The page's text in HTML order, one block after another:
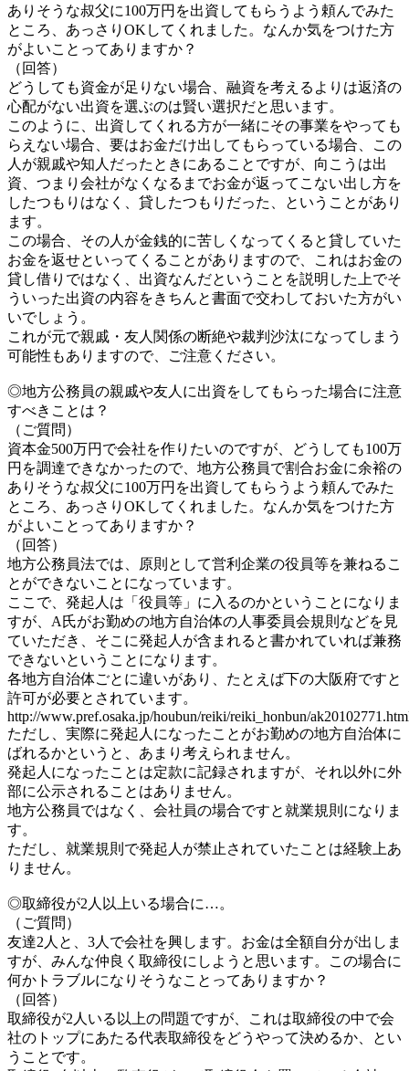
ありそうな叔父に100万円を出資してもらうよう頼んでみた
ところ、あっさりOKしてくれました。なんか気をつけた方
がよいことってありますか？
（回答）
どうしても資金が足りない場合、融資を考えるよりは返済の
心配がない出資を選ぶのは賢い選択だと思います。
このように、出資してくれる方が一緒にその事業をやっても
らえない場合、要はお金だけ出してもらっている場合、この
人が親戚や知人だったときにあることですが、向こうは出
資、つまり会社がなくなるまでお金が返ってこない出し方を
したつもりはなく、貸したつもりだった、ということがあり
ます。
この場合、その人が金銭的に苦しくなってくると貸していた
お金を返せといってくることがありますので、これはお金の
貸し借りではなく、出資なんだということを説明した上でそ
ういった出資の内容をきちんと書面で交わしておいた方がい
いでしょう。
これが元で親戚・友人関係の断絶や裁判沙汰になってしまう
可能性もありますので、ご注意ください。
◎地方公務員の親戚や友人に出資をしてもらった場合に注意
すべきことは？
（ご質問）
資本金500万円で会社を作りたいのですが、どうしても100万
円を調達できなかったので、地方公務員で割合お金に余裕の
ありそうな叔父に100万円を出資してもらうよう頼んでみた
ところ、あっさりOKしてくれました。なんか気をつけた方
がよいことってありますか？
（回答）
地方公務員法では、原則として営利企業の役員等を兼ねるこ
とができないことになっています。
ここで、発起人は「役員等」に入るのかということになりま
すが、A氏がお勤めの地方自治体の人事委員会規則などを見
ていただき、そこに発起人が含まれると書かれていれば兼務
できないということになります。
各地方自治体ごとに違いがあり、たとえば下の大阪府ですと
許可が必要とされています。
http://www.pref.osaka.jp/houbun/reiki/reiki_honbun/
ただし、実際に発起人になったことがお勤めの地方自治体に
ばれるかというと、あまり考えられません。
発起人になったことは定款に記録されますが、それ以外に外
部に公示されることはありません。
地方公務員ではなく、会社員の場合ですと就業規則になりま
す。
ただし、就業規則で発起人が禁止されていたことは経験上あ
りません。
◎取締役が2人以上いる場合に…。
（ご質問）
友達2人と、3人で会社を興します。お金は全額自分が出しま
すが、みんな仲良く取締役にしようと思います。この場合に
何かトラブルになりそうなことってありますか？
（回答）
取締役が2人いる以上の問題ですが、これは取締役の中で会
社のトップにあたる代表取締役をどうやって決めるか、とい
うことです。